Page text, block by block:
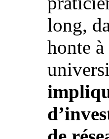
long,
honte